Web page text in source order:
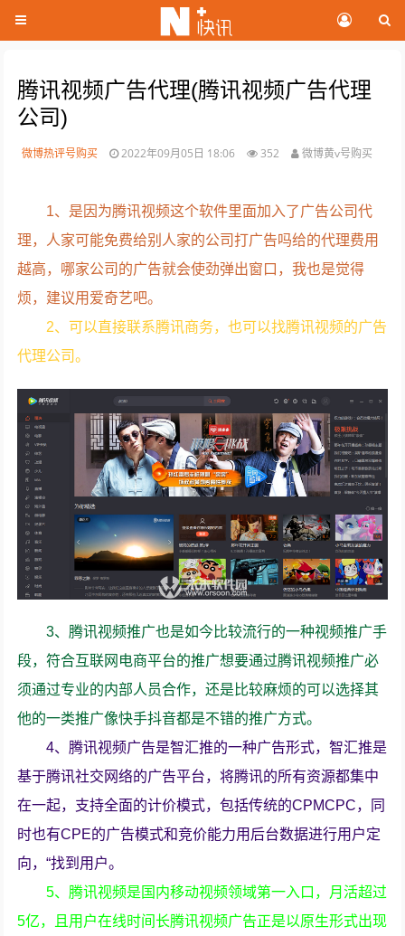
腾讯视频广告代理(腾讯视频广告代理
公司)
微博热评号购买 2022年09月05日 18:06 352 微博黄v号购买
1、是因为腾讯视频这个软件里面加入了广告公司代
理，人家可能免费给别人家的公司打广告吗给的代理费用
越高，哪家公司的广告就会使劲弹出窗口，我也是觉得
烦，建议用爱奇艺吧。
2、可以直接联系腾讯商务，也可以找腾讯视频的广告
代理公司。
3、腾讯视频推广也是如今比较流行的一种视频推广手
段，符合互联网电商平台的推广想要通过腾讯视频推广必
须通过专业的内部人员合作，还是比较麻烦的可以选择其
他的一类推广像快手抖音都是不错的推广方式。
4、腾讯视频广告是智汇推的一种广告形式，智汇推是
基于腾讯社交网络的广告平台，将腾讯的所有资源都集中
在一起，支持全面的计价模式，包括传统的CPMCPC，同
时也有CPE的广告模式和竞价能力用后台数据进行用户定
向，“找到用户。
5、腾讯视频是国内移动视频领域第一入口，月活超过
5亿，且用户在线时间长腾讯视频广告正是以原生形式出现